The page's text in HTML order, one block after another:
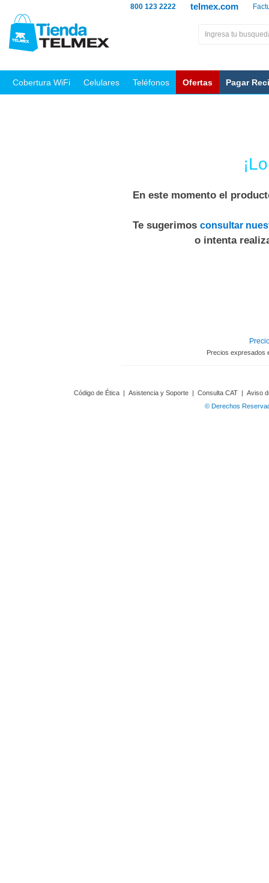
telmex.com
800 123 2222
Cobertura WiFi Celulares Teléfonos Ofertas Pagar
En este momento el
Te sugerimos consultar
o intenta
Precios expresados
Código de Ética | Asistencia y Soporte | Consulta CAT | Aviso
© Derechos